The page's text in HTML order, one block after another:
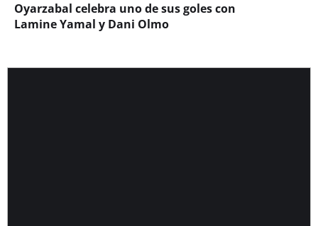
Oyarzabal celebra uno de sus goles con
Lamine Yamal y Dani Olmo